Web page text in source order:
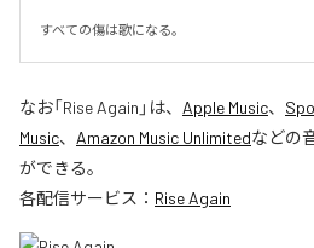
すべての傷は歌になる。
なお「Rise Again 」は、 Apple Music、
Music、 Amazon Music Unlimitedなどの
ができる。
各配信サービス： Rise Again